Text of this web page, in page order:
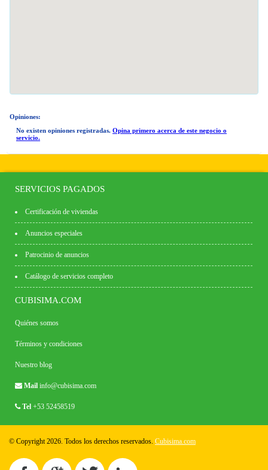
Opiniones:
No existen opiniones registradas. Opina primero acerca de este negocio o
servicio.
SERVICIOS PAGADOS
Certificación de viviendas
Anuncios especiales
Patrocinio de anuncios
Catálogo de servicios completo
CUBISIMA.COM
Quiénes somos
Términos y condiciones
Nuestro blog
Mail info@cubisima.com
Tel +53 52458519
© Copyright 2026. Todos los derechos reservados. Cubisima.com